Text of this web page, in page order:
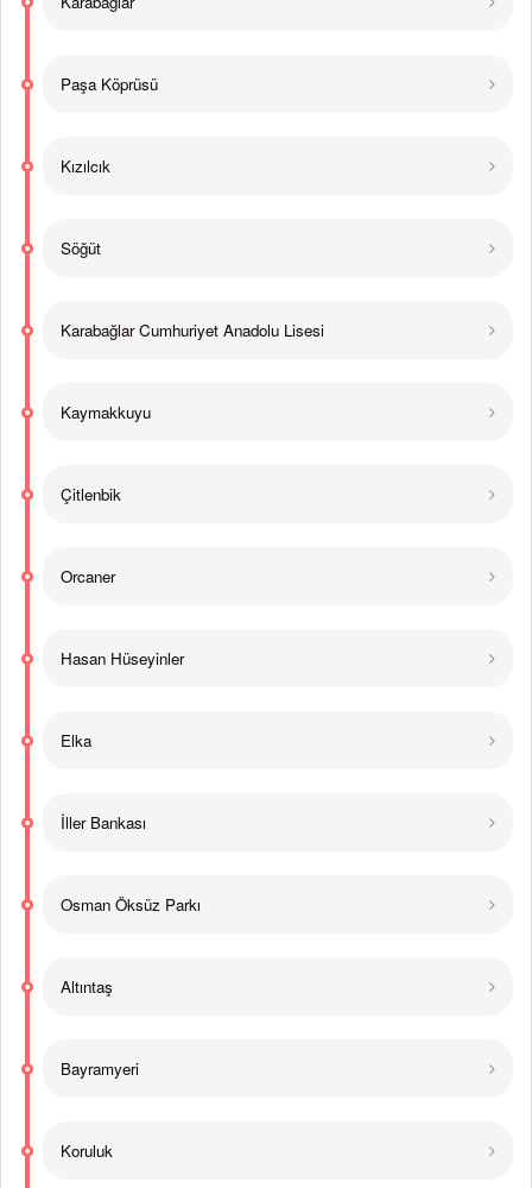
Paşa Köprüsü
Kızılcık
Söğüt
Karabağlar Cumhuriyet Anadolu Lisesi
Kaymakkuyu
Çitlenbik
Orcaner
Hasan Hüseyinler
Elka
İller Bankası
Osman Öksüz Parkı
Altıntaş
Bayramyeri
Koruluk